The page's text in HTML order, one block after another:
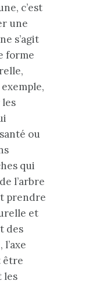
c’est
une
s’agit
forme
ou
qui
l’arbre
prendre
et
des
être
les